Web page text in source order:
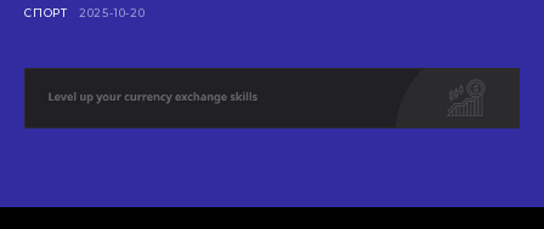
СПОРТ 2025-10-20